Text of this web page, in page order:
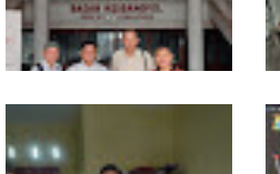
MIO Indonesia Sumut Resmi
Daftarkan Organisasi ke